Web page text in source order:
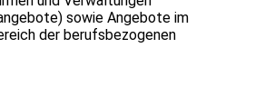
sowie Angebote im
der berufsbezogenen